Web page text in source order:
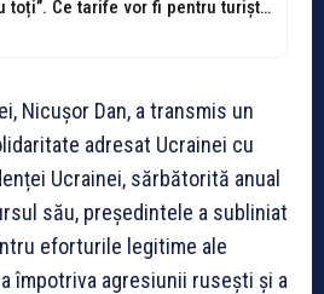
”Litoralul pentru toți”. Ce tarife vor fi pentru turiști începând cu 1...
Nicușor Dan, a transmis un
adresat Ucrainei cu
Ucrainei, sărbătorită anual
său, președintele a subliniat
eforturile legitime ale
împotriva agresiunii rusești și a